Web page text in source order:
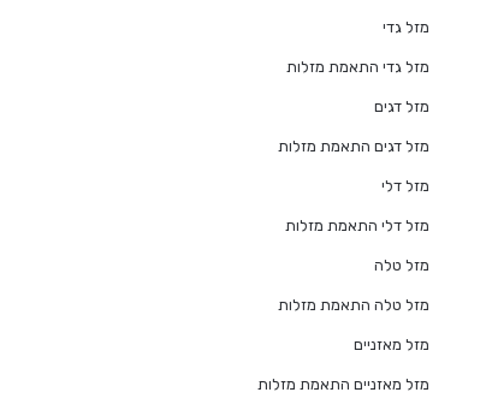
מזל גדי
מזל גדי התאמת מזלות
מזל דגים
מזל דגים התאמת מזלות
מזל דלי
מזל דלי התאמת מזלות
מזל טלה
מזל טלה התאמת מזלות
מזל מאזניים
מזל מאזניים התאמת מזלות